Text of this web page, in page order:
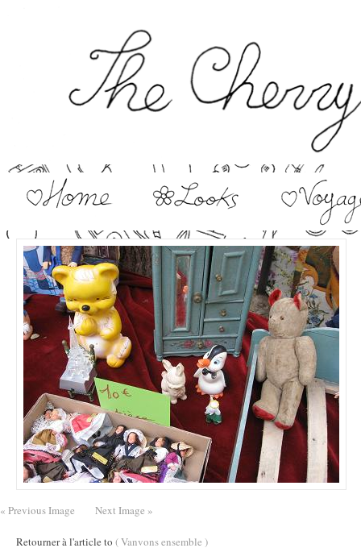
« Previous Image Next Image »
Retourner à l'article to ( Vanvons ensemble )